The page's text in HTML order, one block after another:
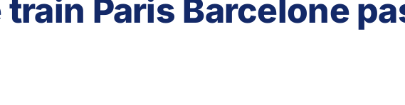
Paris Barcelone